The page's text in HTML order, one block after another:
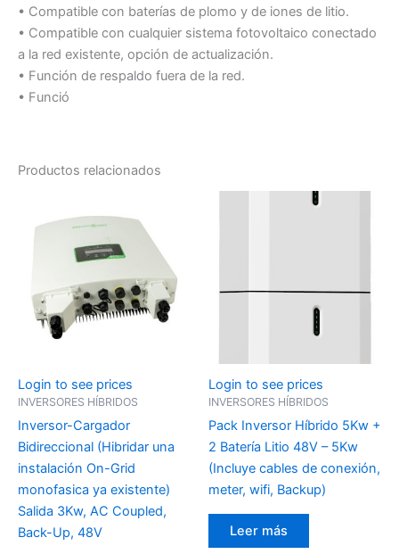
• Compatible con baterías de plomo y de iones de litio.
• Compatible con cualquier sistema fotovoltaico conectado
a la red existente, opción de actualización.
• Función de respaldo fuera de la red.
• Funció
Productos relacionados
Login to see prices
INVERSORES HÍBRIDOS
Inversor-Cargador
Bidireccional (Hibridar una
instalación On-Grid
monofasica ya existente)
Salida 3Kw, AC Coupled,
Back-Up, 48V
Login to see prices
INVERSORES HÍBRIDOS
Pack Inversor Híbrido 5Kw +
2 Batería Litio 48V – 5Kw
(Incluye cables de conexión,
meter, wifi, Backup)
Leer más